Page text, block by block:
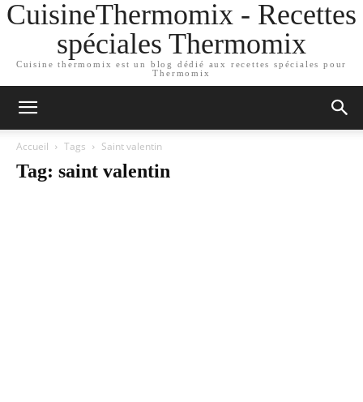
CuisineThermomix - Recettes
spéciales Thermomix
Cuisine thermomix est un blog dédié aux recettes spéciales pour
Thermomix
Accueil Tags Saint valentin
Tag: saint valentin